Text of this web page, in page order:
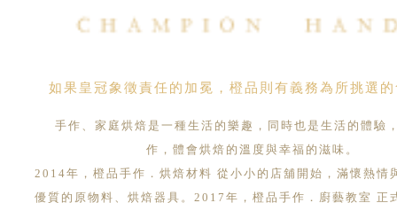
如果皇冠象徵責任的加冕，橙品則有義務為所挑選
手作、家庭烘焙是一種生活的樂趣，同時也是生活的體驗
作，體會烘焙的溫度與幸福的滋味。
2014年，橙品手作．烘焙材料 從小小的店舖開始，滿懷熱情
優質的原物料、烘焙器具。2017年，橙品手作．廚藝教室 正